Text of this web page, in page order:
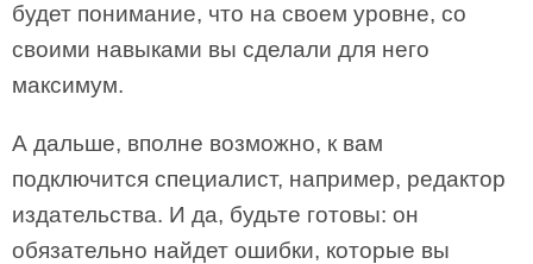
будет понимание, что на своем уровне, со
своими навыками вы сделали для него
максимум.
А дальше, вполне возможно, к вам
подключится специалист, например, редактор
издательства. И да, будьте готовы: он
обязательно найдет ошибки, которые вы